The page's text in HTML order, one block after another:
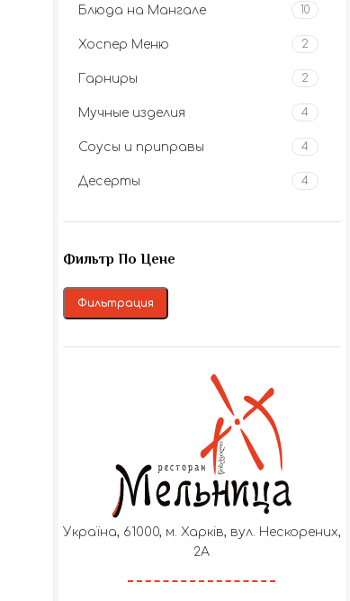
Блюда на Мангале 10
Хоспер Меню 2
Гарниры 2
Мучные изделия 4
Соусы и приправы 4
Десерты 4
Фильтр По Цене
Минимальная цена
Максимальная цена
Фильтрация
Україна, 61000, м. Харків, вул. Нескорених,
2А